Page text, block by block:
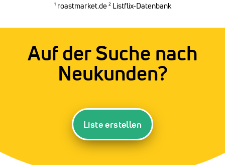
¹roastmarket.de² Listflix-Datenbank
Auf der Suche nach
Neukunden?
Liste erstellen